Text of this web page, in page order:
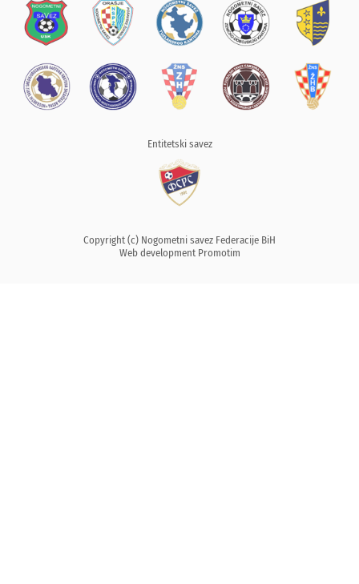
Entitetski savez
Copyright (c) Nogometni savez Federacije BiH
Web development Promotim